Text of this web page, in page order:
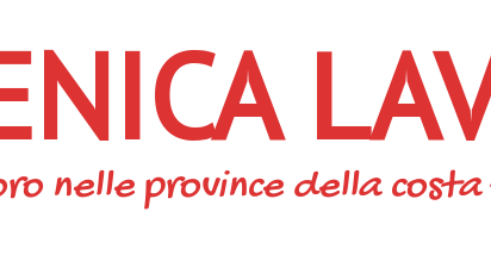
nelle province della